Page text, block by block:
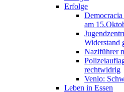
Erfolge
am
Widerstand
Naziführer
rechtwidrig
Venlo:
Leben in Essen